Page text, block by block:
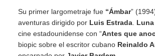
Su primer largometraje fue “Ámbar”
aventuras dirigido por Luis Estrada Luna
cine estadounidense con “Antes que
biopic sobre el escritor cubano Reinaldo